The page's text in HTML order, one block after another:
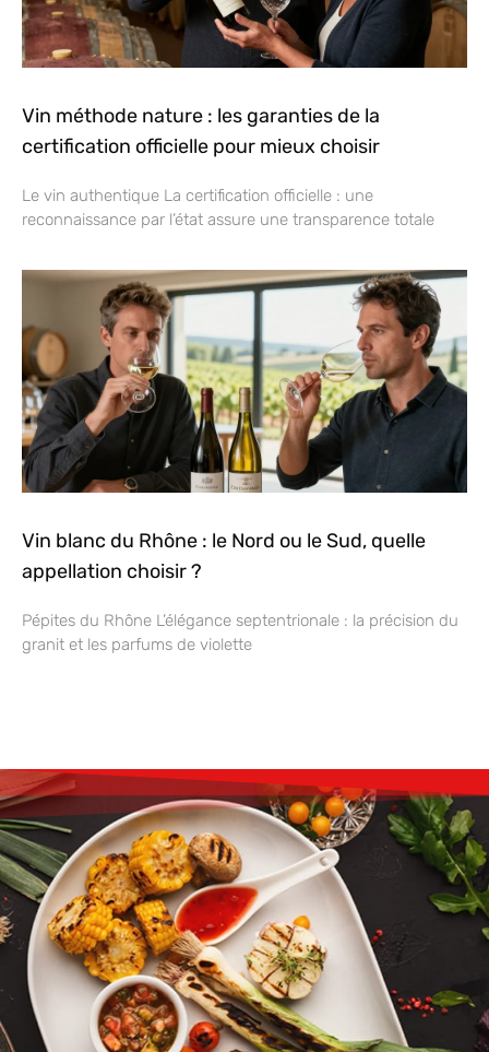
Vin méthode nature : les garanties de la
certification officielle pour mieux choisir
Le vin authentique La certification officielle : une
reconnaissance par l’état assure une transparence totale
Vin blanc du Rhône : le Nord ou le Sud, quelle
appellation choisir ?
Pépites du Rhône L’élégance septentrionale : la précision du
granit et les parfums de violette